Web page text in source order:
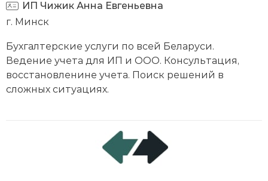
ИП Чижик Анна Евгеньевна
г. Минск
Бухгалтерские услуги по всей Беларуси.
Ведение учета для ИП и ООО. Консультация,
восстановленине учета. Поиск решений в
сложных ситуациях.